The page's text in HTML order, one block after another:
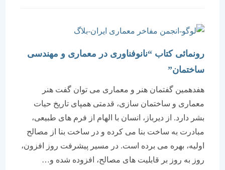
رونمائی کتاب “نانوفناوری در معماری و مهندسی
ساختمان”
هفدهمین گفتمان هنر و معماری می توان گفت هنر
معماری و ساختمان سازی، قدمتی همپای تاریخ حیات
بشر دارد. از دیرباز، انسان با الهام از فرم های طبیعی،
مبادرت به ساخت بنا می کرده و در ساخت بنا از مصالح
اولیه، بهره می برده است. در مسیر پیشرفت روز افزون،
روز به روز بر قابلیت های مصالح، افزوده شده و…